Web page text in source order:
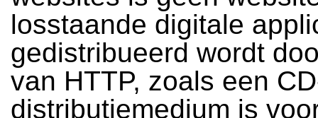
losstaande digitale
gedistribueerd wordt
van HTTP, zoals een
distributiemedium is